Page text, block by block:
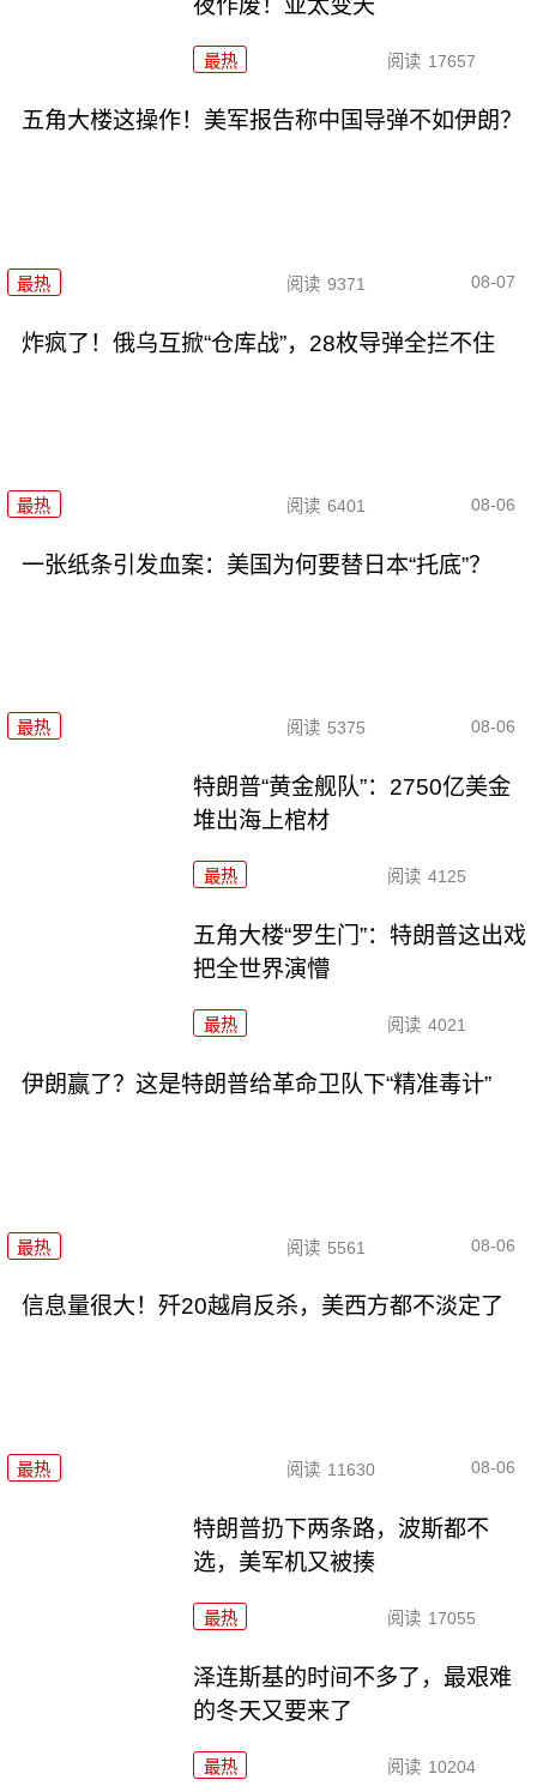
夜作废！亚太变天
最热 阅读 17657
五角大楼这操作！美军报告称中国导弹不如伊朗？
最热 阅读 9371 08-07
炸疯了！俄乌互掀“仓库战”，28枚导弹全拦不住
最热 阅读 6401 08-06
一张纸条引发血案：美国为何要替日本“托底”？
最热 阅读 5375 08-06
特朗普“黄金舰队”：2750亿美金
堆出海上棺材
最热 阅读 4125
五角大楼“罗生门”：特朗普这出戏
把全世界演懵
最热 阅读 4021
伊朗赢了？这是特朗普给革命卫队下“精准毒计”
最热 阅读 5561 08-06
信息量很大！歼20越肩反杀，美西方都不淡定了
最热 阅读 11630 08-06
特朗普扔下两条路，波斯都不
选，美军机又被揍
最热 阅读 17055
泽连斯基的时间不多了，最艰难
的冬天又要来了
最热 阅读 10204